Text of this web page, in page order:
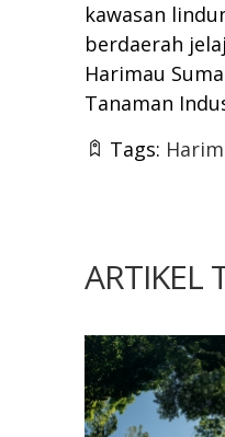
kawasan
berdaerah
Harimau
Tanaman
Tags:
ARTIKEL